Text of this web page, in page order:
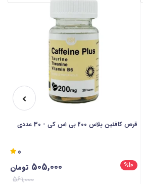
قرص کافئین پلاس 200 بی اس کی - 30 عددی
0
%10
505,000 تومان
561,000